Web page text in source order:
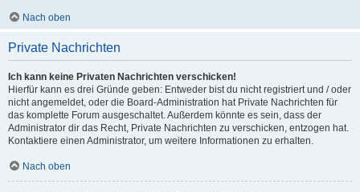
Nach oben
Private Nachrichten
Ich kann keine Privaten Nachrichten verschicken!
Hierfür kann es drei Gründe geben: Entweder bist du nicht registriert und / oder
nicht angemeldet, oder die Board-Administration hat Private Nachrichten für
das komplette Forum ausgeschaltet. Außerdem könnte es sein, dass der
Administrator dir das Recht, Private Nachrichten zu verschicken, entzogen hat.
Kontaktiere einen Administrator, um weitere Informationen zu erhalten.
Nach oben